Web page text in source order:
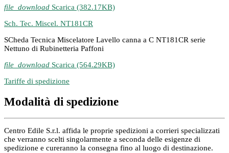
file_download Scarica (382.17KB)
Sch. Tec. Miscel. NT181CR
SCheda Tecnica Miscelatore Lavello canna a C NT181CR serie
Nettuno di Rubinetteria Paffoni
file_download Scarica (564.29KB)
Tariffe di spedizione
Modalità di spedizione
Centro Edile S.r.l. affida le proprie spedizioni a corrieri specializzati
che verranno scelti singolarmente a seconda delle esigenze di
spedizione e cureranno la consegna fino al luogo di destinazione.